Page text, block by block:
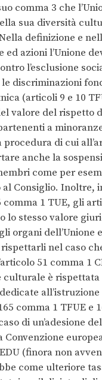
comma 3 che
sua diversità
definizione e
ed azioni l’Unione
l’esclusione
discriminazioni
(articoli 9 e 10
valore del rispetto
a
procedura di cui
anche la
come per
al Consiglio. Inoltre,
comma 1 TUE, gli
lo stesso valore
organi dell’Unione
rispettarli nel caso
51 comma 1
culturale è
comma 1 TFUE e
di un’adesione
Convenzione
(finora non
come ulteriore